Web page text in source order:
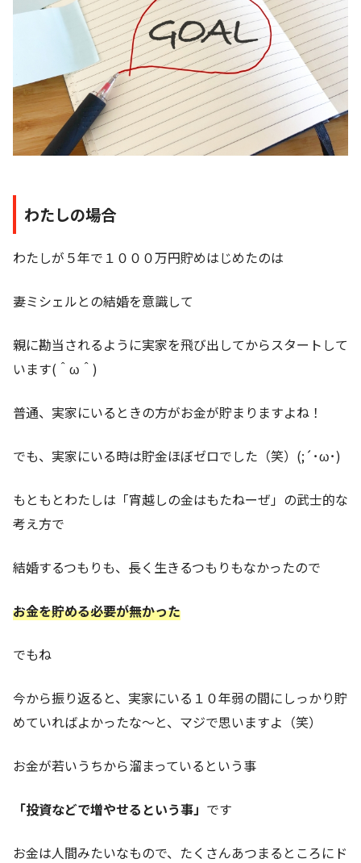
わたしの場合
わたしが５年で１０００万円貯めはじめたのは
妻ミシェルとの結婚を意識して
親に勘当されるように実家を飛び出してからスタートして
います(＾ω＾)
普通、実家にいるときの方がお金が貯まりますよね！
でも、実家にいる時は貯金ほぼゼロでした（笑）(;´･ω･)
もともとわたしは「宵越しの金はもたねーぜ」の武士的な
考え方で
結婚するつもりも、長く生きるつもりもなかったので
お金を貯める必要が無かった
でもね
今から振り返ると、実家にいる１０年弱の間にしっかり貯
めていればよかったな～と、マジで思いますよ（笑）
お金が若いうちから溜まっているという事
「投資などで増やせるという事」 です
お金は人間みたいなもので、たくさんあつまるところにド